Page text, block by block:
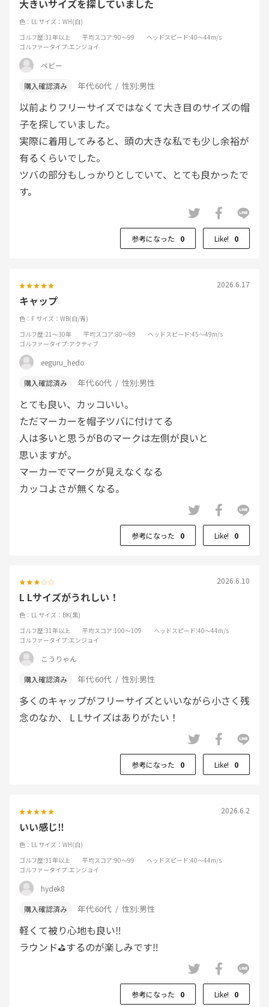
大きいサイズを探していました
色：LL サイズ：WH(白)
ゴルフ歴:31年以上 平均スコア:90～99 ヘッドスピード:40～44m/s
ゴルファータイプ:エンジョイ
ベビー
年代:60代 性別:男性
以前よりフリーサイズではなくて大き目のサイズの帽
子を探していました。
実際に着用してみると、頭の大きな私でも少し余裕が
有るくらいでした。
ツバの部分もしっかりとしていて、とても良かったで
す。
参考になった 0 Like! 0
2026.6.17
キャップ
色：F サイズ：WB(白/青)
ゴルフ歴:21～30年 平均スコア:80～89 ヘッドスピード:45～49m/s
ゴルファータイプ:アクティブ
eeguru_hedo
年代:60代 性別:男性
とても良い、カッコいい。
ただマーカーを帽子ツバに付けてる
人は多いと思うがBのマークは左側が良いと
思いますが。
マーカーでマークが見えなくなる
カッコよさが無くなる。
参考になった 0 Like! 0
2026.6.10
L Lサイズがうれしい！
色：LL サイズ：BK(黒)
ゴルフ歴:31年以上 平均スコア:100～109 ヘッドスピード:40～44m/s
ゴルファータイプ:エンジョイ
こうりゃん
年代:60代 性別:男性
多くのキャップがフリーサイズといいながら小さく残
念のなか、 L Lサイズはありがたい！
参考になった 0 Like! 0
2026.6.2
いい感じ‼️
色：LL サイズ：WH(白)
ゴルフ歴:31年以上 平均スコア:90～99 ヘッドスピード:40～44m/s
ゴルファータイプ:エンジョイ
hydek8
年代:60代 性別:男性
軽くて被り心地も良い‼️
ラウンド⛳️するのが楽しみです‼️
参考になった 0 Like! 0